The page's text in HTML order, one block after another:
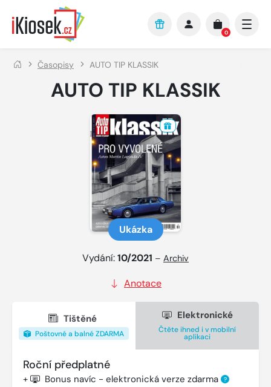
Přejít na hlavní obsah
0
Časopisy AUTO TIP KLASSIK
AUTO TIP KLASSIK
Ukázka
Vydání:10/2021 – Archiv
Anotace
Tištěné
Poštovné a balné ZDARMA
Elektronické
Čtěte ihned i v mobilní
aplikaci
Roční předplatné
+ Bonus navíc - elektronická verze zdarma ?